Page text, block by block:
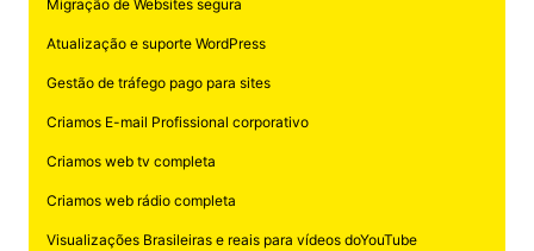
Migração de Websites segura
Atualização e suporte WordPress
Gestão de tráfego pago para sites
Criamos E-mail Profissional corporativo
Criamos web tv completa
Criamos web rádio completa
Visualizações Brasileiras e reais para vídeos doYouTube